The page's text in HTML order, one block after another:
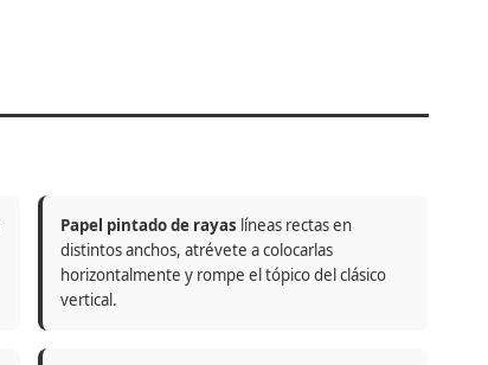
Papel pintado de rayas líneas rectas en
distintos anchos, atrévete a colocarlas
horizontalmente y rompe el tópico del clásico
vertical.